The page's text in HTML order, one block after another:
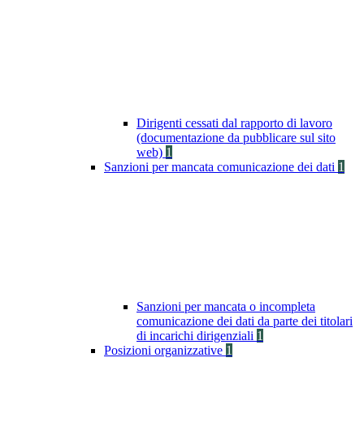
Dirigenti cessati dal rapporto di lavoro
(documentazione da pubblicare sul sito
web) 1
Sanzioni per mancata comunicazione dei dati 1
Sanzioni per mancata o incompleta
comunicazione dei dati da parte dei titolari
di incarichi dirigenziali 1
Posizioni organizzative 1